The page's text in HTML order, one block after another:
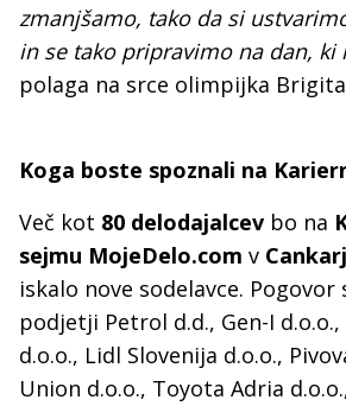
zmanjšamo, tako da si
in se tako pripravimo na dan, ki
polaga na srce olimpijka
Koga boste spoznali na
Več kot 80 delodajalcev bo na
sejmu MojeDelo.com v
iskalo nove sodelavce.
podjetji Petrol d.d., Gen-I
d.o.o., Lidl Slovenija d.o.o.,
Union d.o.o., Toyota Adria